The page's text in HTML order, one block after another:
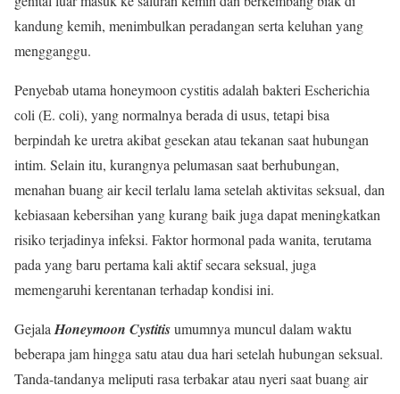
kandung kemih, menimbulkan peradangan serta keluhan yang
mengganggu.
Penyebab utama honeymoon cystitis adalah bakteri Escherichia
coli (E. coli), yang normalnya berada di usus, tetapi bisa
berpindah ke uretra akibat gesekan atau tekanan saat hubungan
intim. Selain itu, kurangnya pelumasan saat berhubungan,
menahan buang air kecil terlalu lama setelah aktivitas seksual, dan
kebiasaan kebersihan yang kurang baik juga dapat meningkatkan
risiko terjadinya infeksi. Faktor hormonal pada wanita, terutama
pada yang baru pertama kali aktif secara seksual, juga
memengaruhi kerentanan terhadap kondisi ini.
Gejala Honeymoon Cystitisumumnya muncul dalam waktu
beberapa jam hingga satu atau dua hari setelah hubungan seksual.
Tanda-tandanya meliputi rasa terbakar atau nyeri saat buang air